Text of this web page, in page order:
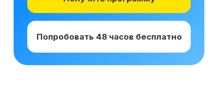
Получай подарки от партнеров
при покупке курса